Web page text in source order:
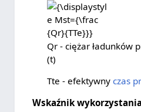
{\displaystyle
Mst={\frac
{Qr}{TTe}}}
Qr - ciężar ładunków
(t)
Tte - efektywny czas
Wskaźnik